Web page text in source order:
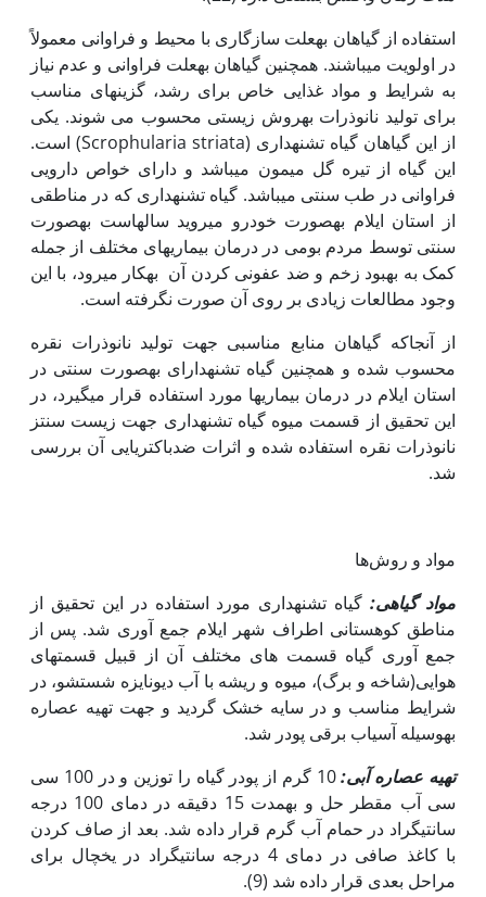
استفاده از گیاهان به‫علت سازگاری با محیط و فراوانی معمولاً
در اولویت می­باشند. همچنین گیاهان به‫علت فراوانی و عدم نیاز
به شرایط و مواد غذایی خاص برای رشد، گزینه­ای مناسب
برای تولید نانوذرات به‫روش زیستی محسوب می شوند. یکی
از این گیاهان گیاه تشنه­داری (Scrophularia striata) است.
این گیاه از تیره گل میمون می‫باشد و دارای خواص دارویی
فراوانی در طب سنتی می­باشد. گیاه تشنه­داری که در مناطقی
از استان ایلام به‫صورت خودرو می­روید سال­هاست به‫صورت
سنتی توسط مردم بومی در درمان بیماری­های مختلف از جمله
کمک به بهبود زخم و ضد عفونی کردن آن به‫کار می‫رود، با این
وجود مطالعات زیادی بر روی آن صورت نگرفته است.
از آنجا‫که گیاهان منابع مناسبی جهت تولید نانوذرات نقره
محسوب شده و همچنین گیاه تشنه­دارای به‫صورت سنتی در
استان ایلام در درمان بیماری­ها مورد استفاده قرار می‫گیرد، در
این تحقیق از قسمت میوه گیاه تشنه­داری جهت زیست سنتز
نانوذرات نقره استفاده شده و اثرات ضدباکتریایی آن بررسی
شد.
مواد و روش‌ها
مواد گیاهی:گیاه تشنه­داری مورد استفاده در این تحقیق از
مناطق کوهستانی اطراف شهر ایلام جمع آوری شد. پس از
جمع آوری گیاه قسمت های مختلف آن از قبیل قسمت­های
هوایی(شاخه و برگ)، میوه و ریشه با آب دیونایزه شستشو، در
شرایط مناسب و در سایه خشک گردید و جهت تهیه عصاره
به‫وسیله آسیاب برقی پودر شد.
تهیه عصاره آبی:
10 گرم از پودر گیاه را توزین و در 100 سی
سی آب مقطر حل و به‫مدت 15 دقیقه در دمای 100 درجه
سانتی­گراد در حمام آب گرم قرار داده شد. بعد از صاف کردن
با کاغذ صافی در دمای 4 درجه سانتی‫گراد در یخچال برای
مراحل بعدی قرار داده شد (9).